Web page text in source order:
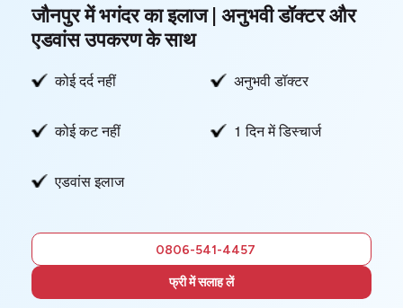
हमारे बारे में
हमसे संपर्क करें
फ्री में सलाह
लें
जौनपुर में भगंदर का इलाज | अनुभवी डॉक्टर और
एडवांस उपकरण के साथ
कोई दर्द नहीं अनुभवी डॉक्टर
कोई कट नहीं 1 दिन में डिस्चार्ज
एडवांस इलाज
0806-541-4457
फ्री में सलाह लें